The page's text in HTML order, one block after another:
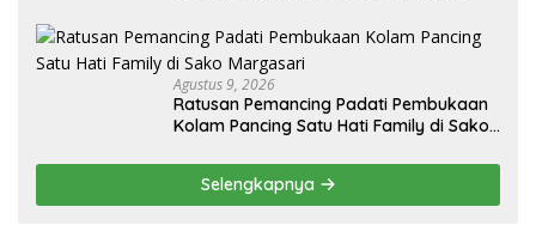
Agustus 9, 2026
Ratusan Pemancing Padati Pembukaan
Kolam Pancing Satu Hati Family di Sako
Selengkapnya